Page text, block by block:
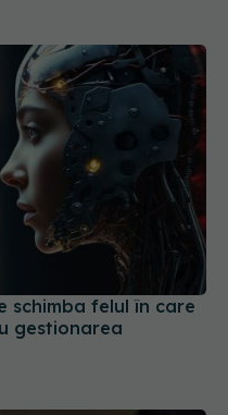
felul în care
gestionarea